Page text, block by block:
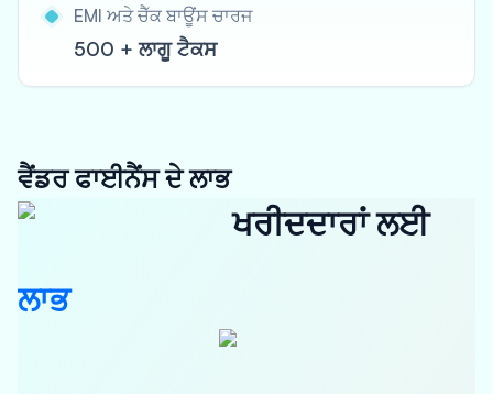
EMI ਅਤੇ ਚੈੱਕ ਬਾਊਂਸ ਚਾਰਜ
500 + ਲਾਗੂ ਟੈਕਸ
ਵੈਂਡਰ ਫਾਈਨੈਂਸ ਦੇ ਲਾਭ
ਖਰੀਦਦਾਰਾਂ ਲਈ
ਲਾਭ